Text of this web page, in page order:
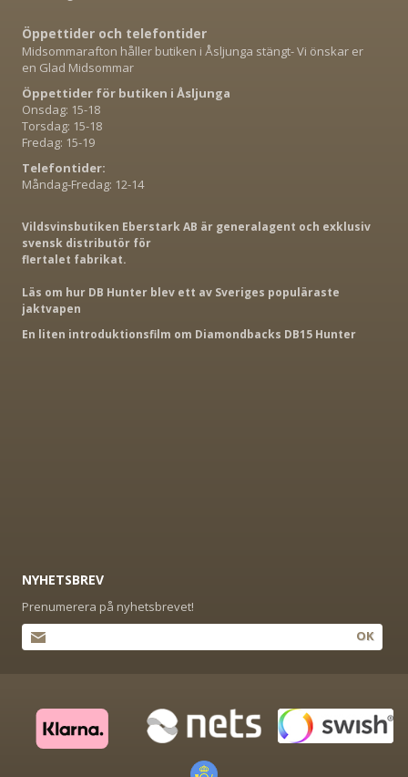
Öppettider och telefontider
Midsommarafton håller butiken i Åsljunga stängt- Vi önskar er
en Glad Midsommar
Öppettider för butiken i Åsljunga
Onsdag: 15-18
Torsdag: 15-18
Fredag: 15-19
Telefontider:
Måndag-Fredag: 12-14
Vildsvinsbutiken Eberstark AB är generalagent och exklusiv
svensk distributör för
flertalet fabrikat.
Läs om hur DB Hunter blev ett av Sveriges populäraste
jaktvapen
En liten introduktionsfilm om Diamondbacks DB15 Hunter
NYHETSBREV
Prenumerera på nyhetsbrevet!
OK